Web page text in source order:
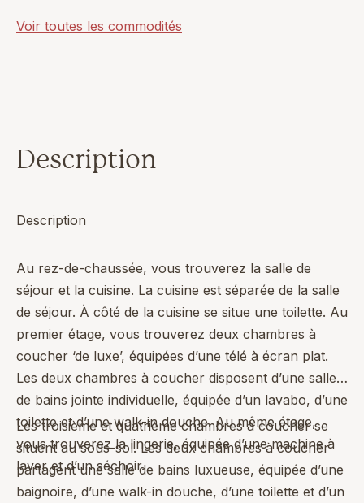
Voir toutes les commodités
Description
Description
Au rez-de-chaussée, vous trouverez la salle de
séjour et la cuisine. La cuisine est séparée de la salle
de séjour. À côté de la cuisine se situe une toilette. Au
premier étage, vous trouverez deux chambres à
coucher ‘de luxe’, équipées d’une télé à écran plat.
Les deux chambres à coucher disposent d’une salle
de bains jointe individuelle, équipée d’un lavabo, d’une
toilette et d’une walk-in douche. Au même étage,
vous trouverez la lingerie, équipée d’une machine à
laver et d’un séchoir.
Les troisième et quatrième chambres à coucher se
situent au sous-sol. Les deux chambres à coucher
partagent une salle de bains luxueuse, équipée d’une
baignoire, d’une walk-in douche, d’une toilette et d’un